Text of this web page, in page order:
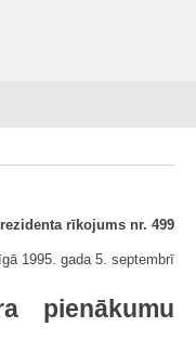
rīkojums nr. 499
1995. gada 5. septembrī
pienākumu